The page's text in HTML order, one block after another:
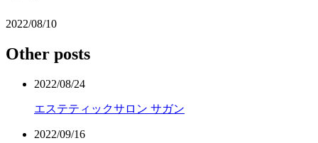
2022/08/10
Other posts
2022/08/24
エステティックサロン サガン
2022/09/16